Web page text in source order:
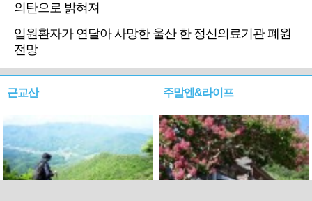
의탄으로 밝혀져
입원환자가 연달아 사망한 울산 한 정신의료기관 폐원
전망
근교산 주말엔&라이프